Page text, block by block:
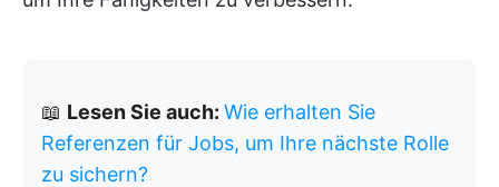
📖 Lesen Sie auch: Wie erhalten Sie
Referenzen für Jobs, um Ihre nächste Rolle
zu sichern?